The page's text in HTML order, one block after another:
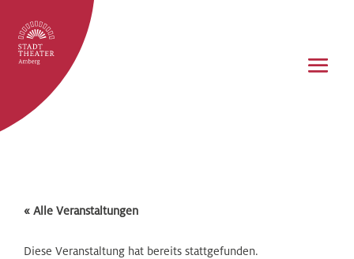
« Alle Veranstaltungen
Diese Veranstaltung hat bereits stattgefunden.